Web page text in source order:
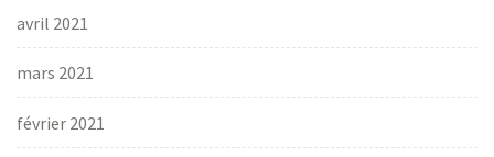
avril 2021
mars 2021
février 2021